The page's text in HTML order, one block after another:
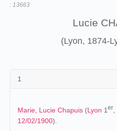
: 13663
Lucie
(Lyon, 1874-
1
Marie, Lucie Chapuis (Lyon 1 er
12/02/1900).